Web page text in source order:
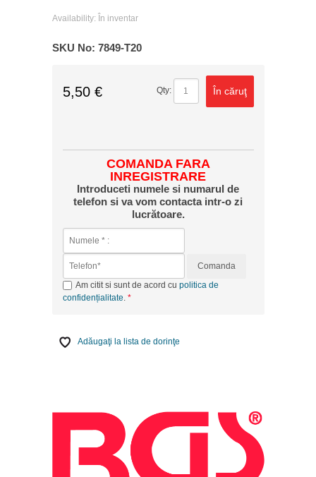
Availability: În inventar
SKU No: 7849-T20
5,50 € Qty: În căruţ
COMANDA FARA
INREGISTRARE
Introduceti numele si numarul de
telefon si va vom contacta intr-o zi
lucrătoare.
Comanda
Am citit si sunt de acord cu politica de
confidențialitate.
Adăugaţi la lista de dorinţe